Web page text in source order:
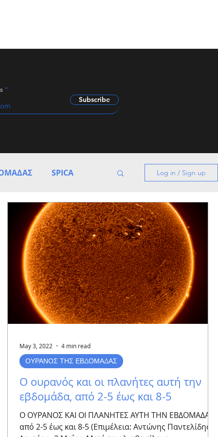
Subscribe
SPICA Log in / Sign up
Ο ουρανός και οι πλανήτες αυτή την
εβδομάδα, από 2-5 έως και 8-5
Ο ΟΥΡΑΝΟΣ ΚΑΙ ΟΙ ΠΛΑΝΗΤΕΣ ΑΥΤΗ ΤΗΝ ΕΒΔΟΜΑΔΑ
από 2-5 έως και 8-5 (Επιμέλεια: Αντώνης Παντελίδης)
ΟΥΡΑΝΟΣ ΤΗΣ ΕΒΔΟΜΑΔΑΣ
May 3, 2022 4 min read